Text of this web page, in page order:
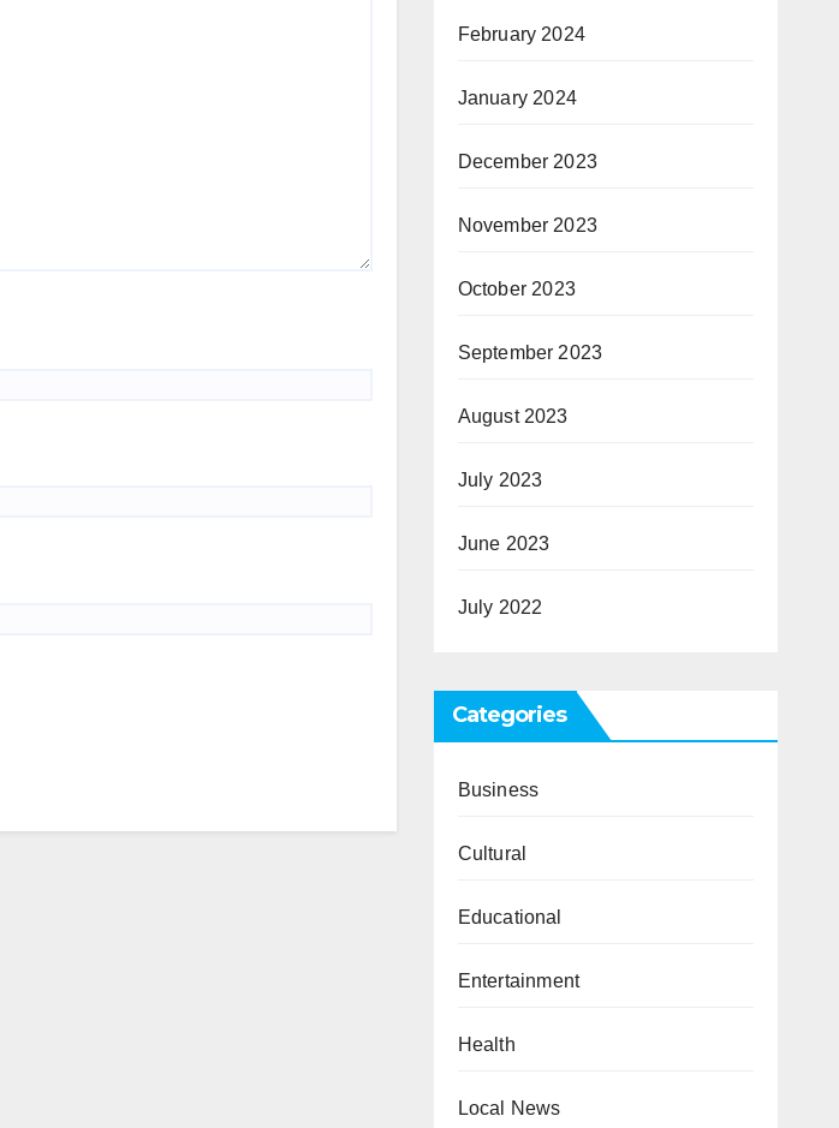
February 2024
January 2024
December 2023
November 2023
October 2023
September 2023
August 2023
July 2023
June 2023
July 2022
Categories
Business
Cultural
Educational
Entertainment
Health
Local News